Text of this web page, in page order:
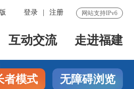
网站支持IPv6
登录 注册
互动交流 走进福建
者模式 无障碍浏览